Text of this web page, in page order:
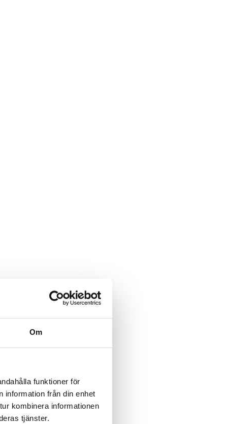
Om
funktioner för
information från din enhet
kombinera informationen
tjänster.